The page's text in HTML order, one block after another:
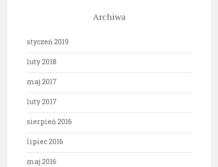
Archiwa
styczeń 2019
luty 2018
maj 2017
luty 2017
sierpień 2016
lipiec 2016
maj 2016